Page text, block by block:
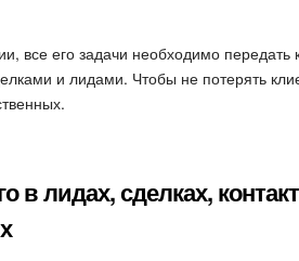
все его задачи необходимо передать
и лидами. Чтобы не потерять
в лидах, сделках,